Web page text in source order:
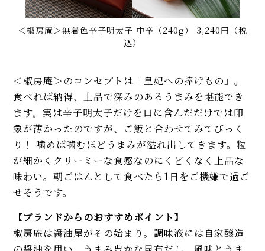
＜椒房庵＞無着色辛子明太子 中辛（240g） 3,240円（税
込）
＜椒房庵＞のコンセプトは「皇妃への捧げもの」。
食べれば納得、上品で深みのあるうまみを堪能でき
ます。実は辛子明太子だけを口に含んだだけでは印
象が薄かったのですが、ご飯と合わせてみてびっく
り！ 噛めば噛むほどうまみが溢れ出してきます。粒
が細かくクリーミーな食感なのにくどくなく上品な
味わい。朝ごはんとして食べたら1日をご機嫌で過ご
せそうです。
【ブランドからのおすすめポイント】
椒房庵は醤油屋がその始まり。調味液には自家醸造